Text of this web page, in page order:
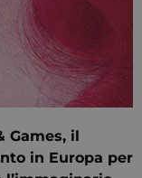
Games, il
in Europa per